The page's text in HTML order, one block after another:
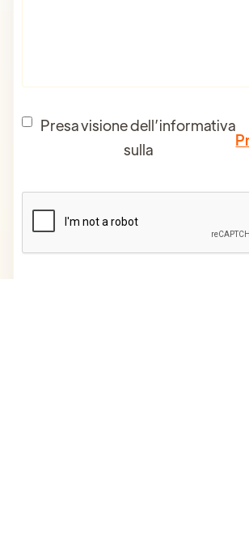
Presa visione dell’informativa
sulla